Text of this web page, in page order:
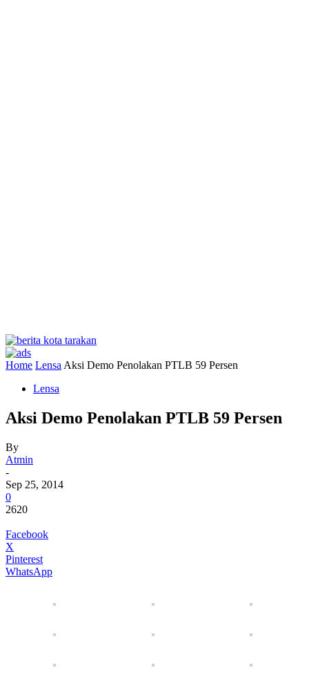
Home Lensa Aksi Demo Penolakan PTLB 59 Persen
Lensa
Aksi Demo Penolakan PTLB 59 Persen
By
Atmin
-
Sep 25, 2014
0
2620
Facebook
X
Pinterest
WhatsApp